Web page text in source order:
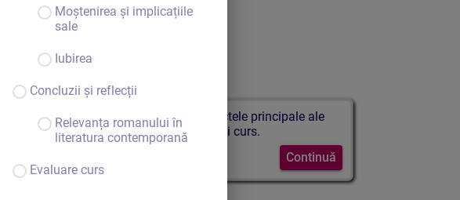
Moștenirea și implicațiile
sale
Iubirea
Concluzii și reflecții
Relevanța romanului în
literatura contemporană
Evaluare curs
Acestea sunt punctele principale ale
acestui curs.
Continuă